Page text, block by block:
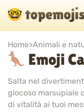
Home>Animali e
Emoji
Salta nel
giocoso marsupiale
di vitalità ai tuoi